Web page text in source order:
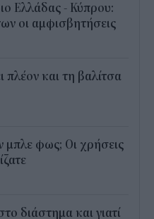
Ελλάδας - Κύπρου:
οι αμφισβητήσεις
και τη βαλίτσα
μπλε φως; Οι χρήσεις
διάστημα και γιατί